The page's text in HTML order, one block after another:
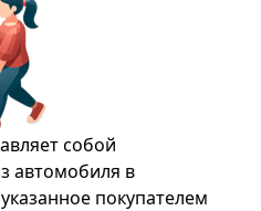
собой
автомобиля в
покупателем